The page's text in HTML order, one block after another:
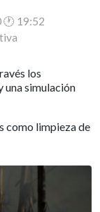
🕐 19:52
los
una simulación
como limpieza de